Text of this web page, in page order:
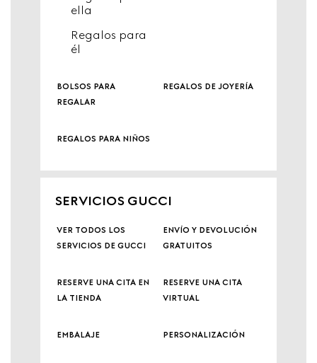
ella
Regalos para
él
bolsos para
regalar
regalos de joyería
regalos para niños
SERVICIOS GUCCI
ver todos los
servicios de gucci
envío y devolución
gratuitos
reserve una cita en
la tienda
reserve una cita
virtual
embalaje personalización